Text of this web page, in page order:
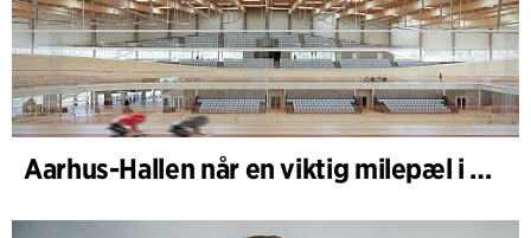
Aarhus-Hallen når en viktig milepæl i den pågående skisseprosessen